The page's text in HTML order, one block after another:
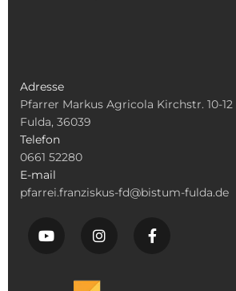
Adresse
Pfarrer Markus Agricola Kirchstr. 10-12
Fulda, 36039
Telefon
0661 52280
E-mail
pfarrei.franziskus-fd@bistum-fulda.de